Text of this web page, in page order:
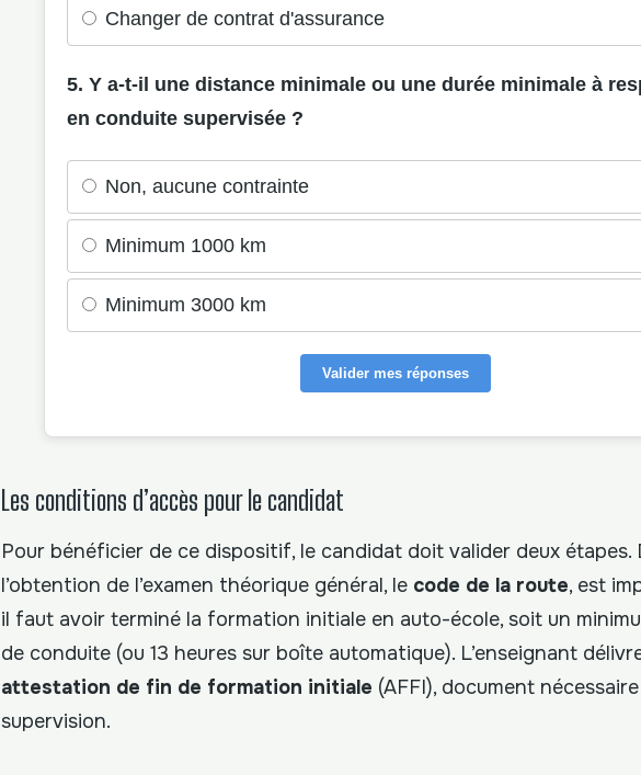
Changer de contrat d'assurance
5. Y a-t-il une distance minimale ou une durée minimale à
en conduite supervisée ?
Non, aucune contrainte
Minimum 1000 km
Minimum 3000 km
Valider mes réponses
Les conditions d’accès pour le candidat
Pour bénéficier de ce dispositif, le candidat doit valider deux étapes.
l’obtention de l’examen théorique général, le code de la route, est
il faut avoir terminé la formation initiale en auto-école, soit un
de conduite (ou 13 heures sur boîte automatique). L’enseignant
attestation de fin de formation initiale (AFFI), document
supervision.